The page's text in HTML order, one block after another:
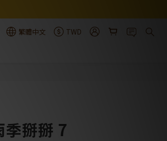
繁體中文
TWD
掰掰 7